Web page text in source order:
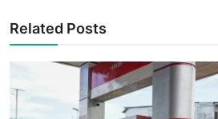
Related Posts